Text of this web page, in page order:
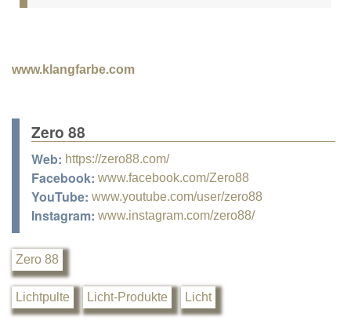
www.klangfarbe.com
Zero 88
Web: https://zero88.com/
Facebook: www.facebook.com/Zero88
YouTube: www.youtube.com/user/zero88
Instagram: www.instagram.com/zero88/
Zero 88
Lichtpulte Licht-Produkte Licht